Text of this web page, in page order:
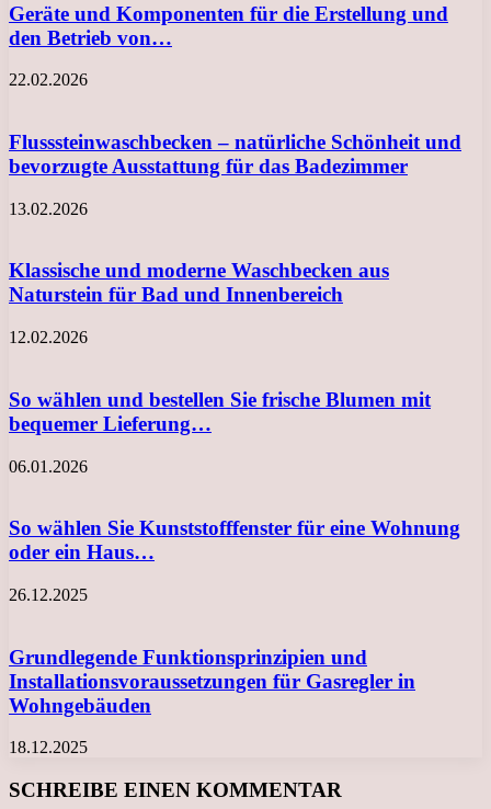
Geräte und Komponenten für die Erstellung und
den Betrieb von…
22.02.2026
Flusssteinwaschbecken – natürliche Schönheit und
bevorzugte Ausstattung für das Badezimmer
13.02.2026
Klassische und moderne Waschbecken aus
Naturstein für Bad und Innenbereich
12.02.2026
So wählen und bestellen Sie frische Blumen mit
bequemer Lieferung…
06.01.2026
So wählen Sie Kunststofffenster für eine Wohnung
oder ein Haus…
26.12.2025
Grundlegende Funktionsprinzipien und
Installationsvoraussetzungen für Gasregler in
Wohngebäuden
18.12.2025
SCHREIBE EINEN KOMMENTAR